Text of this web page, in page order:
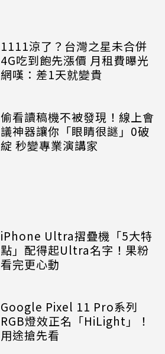
1111涼了？台灣之星未合併
4G吃到飽先漲價 月租費曝光
網嘆：差1天就變貴
偷看讀稿機不被發現！線上會
議神器讓你「眼睛很謎」0破
綻 秒變專業演講家
iPhone Ultra摺疊機「5大特
點」配得起Ultra名字！果粉
看完更心動
Google Pixel 11 Pro系列
RGB燈效正名「HiLight」！
用途搶先看